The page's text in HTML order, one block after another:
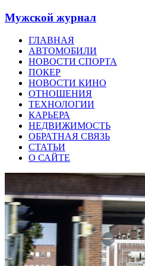
Мужской журнал
ГЛАВНАЯ
АВТОМОБИЛИ
НОВОСТИ СПОРТА
ПОКЕР
НОВОСТИ КИНО
ОТНОШЕНИЯ
ТЕХНОЛОГИИ
КАРЬЕРА
НЕДВИЖИМОСТЬ
ОБРАТНАЯ СВЯЗЬ
СТАТЬИ
О САЙТЕ